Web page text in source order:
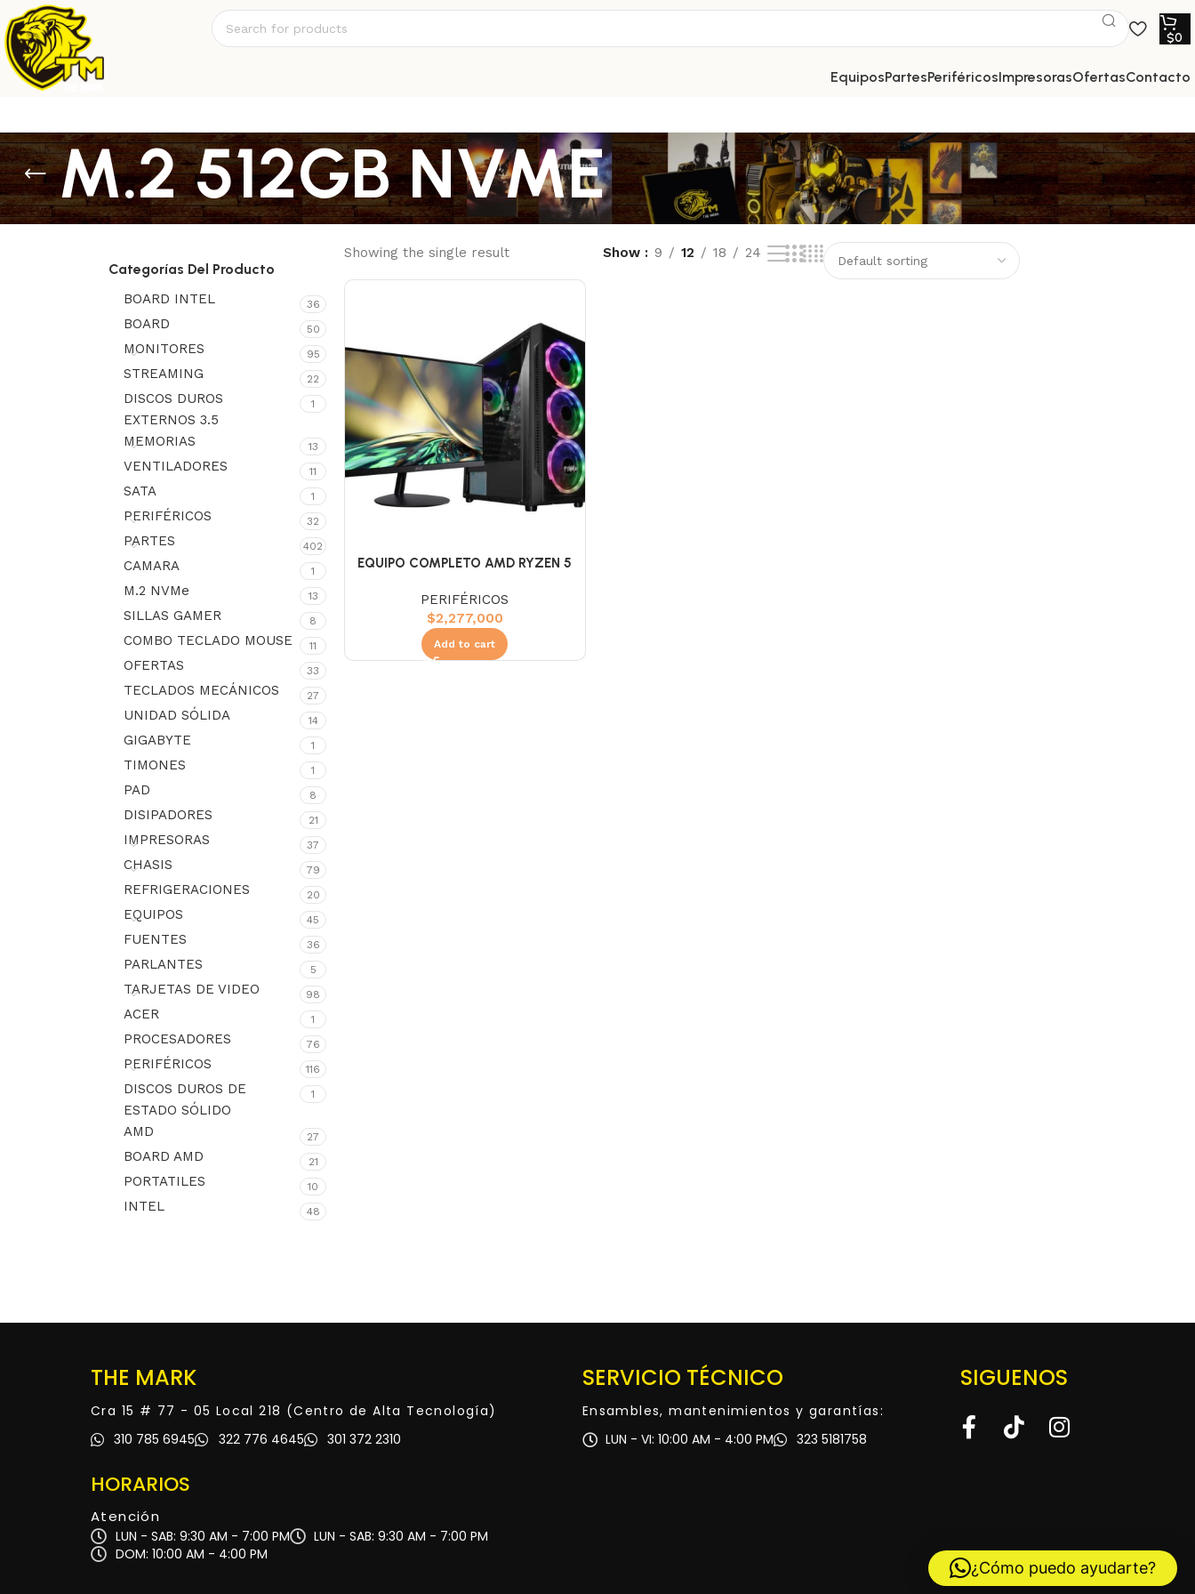
$0
equipos partes periféricos impresoras ofertas contacto
M.2 512GB NVME
Categorías Del Producto
BOARD INTEL 36
BOARD 50
MONITORES 95
STREAMING 22
DISCOS DUROS
EXTERNOS 3.5
1
MEMORIAS 13
VENTILADORES 11
SATA 1
PERIFÉRICOS 32
PARTES 402
CAMARA 1
M.2 NVMe 13
SILLAS GAMER 8
COMBO TECLADO MOUSE 11
OFERTAS 33
TECLADOS MECÁNICOS 27
UNIDAD SÓLIDA 14
GIGABYTE 1
TIMONES 1
PAD 8
DISIPADORES 21
IMPRESORAS 37
CHASIS 79
REFRIGERACIONES 20
EQUIPOS 45
FUENTES 36
PARLANTES 5
TARJETAS DE VIDEO 98
ACER 1
PROCESADORES 76
PERIFÉRICOS 116
DISCOS DUROS DE
ESTADO SÓLIDO
1
AMD 27
BOARD AMD 21
PORTATILES 10
INTEL 48
Showing the single result Show 9 12 18 24
EQUIPO COMPLETO AMD RYZEN 5
PERIFÉRICOS
$2,277,000
Add to cart
THE MARK
Cra 15 # 77 - 05 Local 218 (Centro de Alta Tecnología)
310 785 6945
322 776 4645 301 372 2310
HORARIOS
Atención
LUN - SAB: 9:30 AM - 7:00 PM
LUN - SAB: 9:30 AM - 7:00 PM
DOM: 10:00 AM - 4:00 PM
SERVICIO TÉCNICO
Ensambles, mantenimientos y garantías:
LUN - VI: 10:00 AM - 4:00 PM
323 5181758
SIGUENOS
¿Cómo puedo ayudarte?